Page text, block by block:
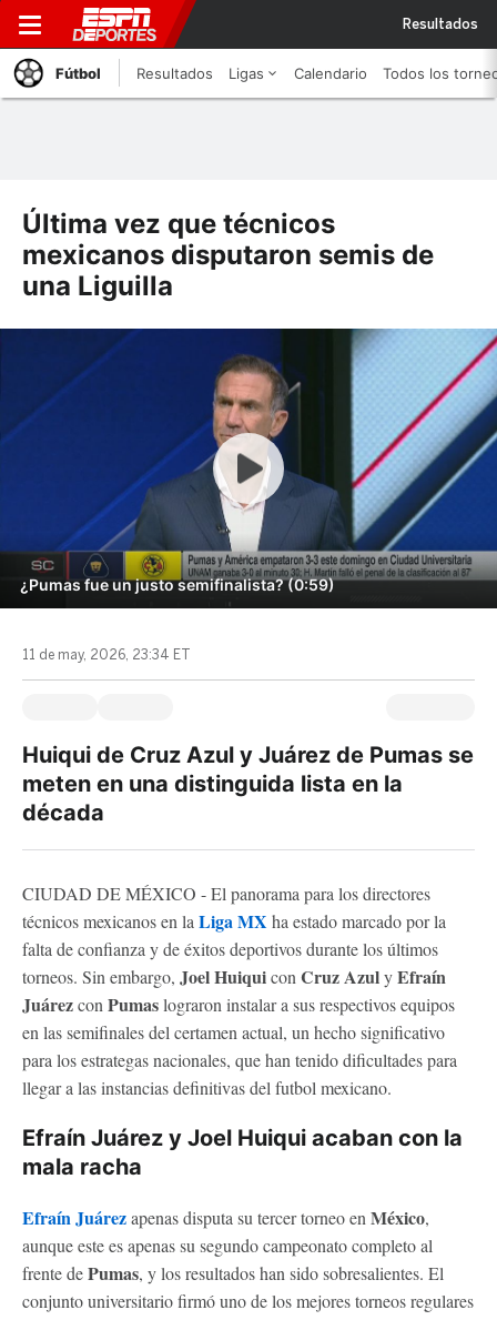
Resultados
Fútbol Resultados Ligas Calendario Todos los
Última vez que técnicos
mexicanos disputaron semis de
una Liguilla
¿Pumas fue un justo semifinalista? (0:59)
11 de may, 2026, 23:34 ET
Huiqui de Cruz Azul y Juárez de Pumas se
meten en una distinguida lista en la
década
CIUDAD DE MÉXICO - El panorama para los directores
técnicos mexicanos en la Liga MX ha estado marcado por la
falta de confianza y de éxitos deportivos durante los últimos
torneos. Sin embargo, Joel Huiquicon Cruz AzulyEfraín
Juárezcon Pumaslograron instalar a sus respectivos equipos
en las semifinales del certamen actual, un hecho significativo
para los estrategas nacionales, que han tenido dificultades para
llegar a las instancias definitivas del futbol mexicano.
Efraín Juárez y Joel Huiqui acaban con la
mala racha
Efraín Juárezapenas disputa su tercer torneo en México,
aunque este es apenas su segundo campeonato completo al
frente dePumas, y los resultados han sido sobresalientes. El
conjunto universitario firmó uno de los mejores torneos regulares